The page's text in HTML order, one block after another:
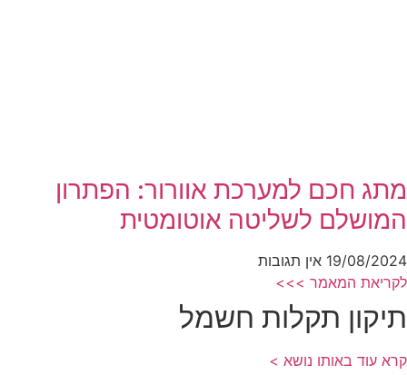
מתג חכם למערכת אוורור: הפתרון
המושלם לשליטה אוטומטית
19/08/2024 אין תגובות
לקריאת המאמר >>>
תיקון תקלות חשמל
קרא עוד באותו נושא >